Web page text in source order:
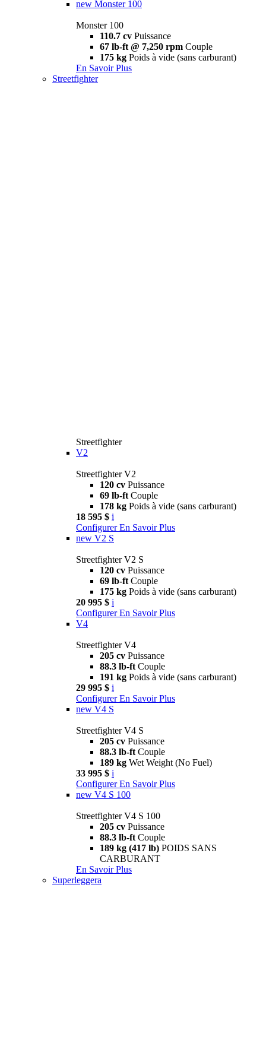
new Monster 100
Monster 100
110.7 cv Puissance
67 lb-ft @ 7,250 rpm Couple
175 kg Poids à vide (sans carburant)
En Savoir Plus
Streetfighter
Streetfighter
V2
Streetfighter V2
120 cv Puissance
69 lb-ft Couple
178 kg Poids à vide (sans carburant)
18 595 $ i
Configurer En Savoir Plus
new V2 S
Streetfighter V2 S
120 cv Puissance
69 lb-ft Couple
175 kg Poids à vide (sans carburant)
20 995 $ i
Configurer En Savoir Plus
V4
Streetfighter V4
205 cv Puissance
88.3 lb-ft Couple
191 kg Poids à vide (sans carburant)
29 995 $ i
Configurer En Savoir Plus
new V4 S
Streetfighter V4 S
205 cv Puissance
88.3 lb-ft Couple
189 kg Wet Weight (No Fuel)
33 995 $ i
Configurer En Savoir Plus
new V4 S 100
Streetfighter V4 S 100
205 cv Puissance
88.3 lb-ft Couple
189 kg (417 lb) POIDS SANS
CARBURANT
En Savoir Plus
Superleggera